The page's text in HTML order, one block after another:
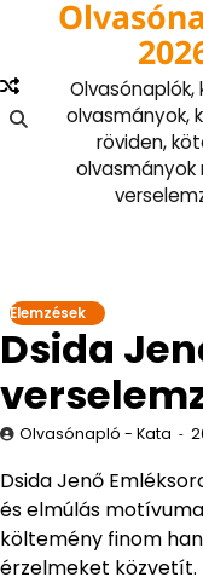
content
Olvasónaplók,
olvasmányok,
röviden,
olvasmányok
Elemzések
Dsida
Olvasónapló - Kata
Dsida Jenő
és elmúlás
költemény finom
érzelmeket közvetít.